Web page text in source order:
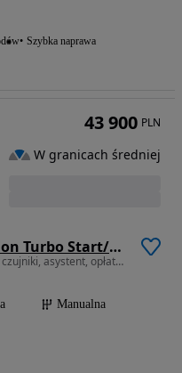
Szybka naprawa
Opel Corsa 1.2 Direct Injection Turbo Start/Stop Elegance
1199 cm3 • 100 KM • Tempomat, klima, czujniki, asystent, opłaty, faktura
Manualna
43 900 PLN
W granicach średniej